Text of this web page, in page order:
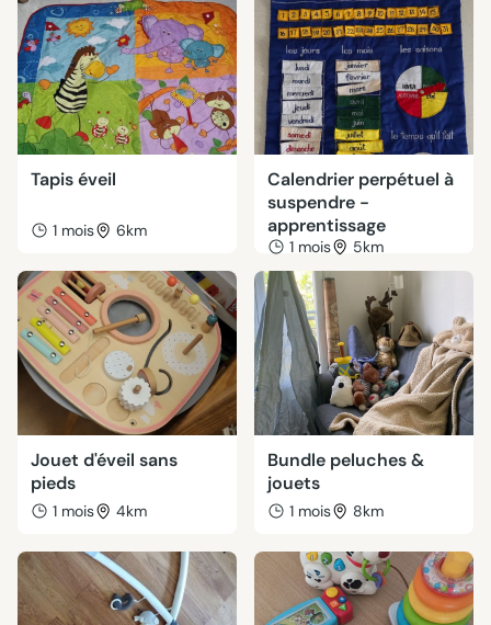
Tapis éveil
1 mois 6km
Calendrier perpétuel à
suspendre -
apprentissage
1 mois 5km
Jouet d'éveil sans
pieds
1 mois 4km
Bundle peluches &
jouets
1 mois 8km